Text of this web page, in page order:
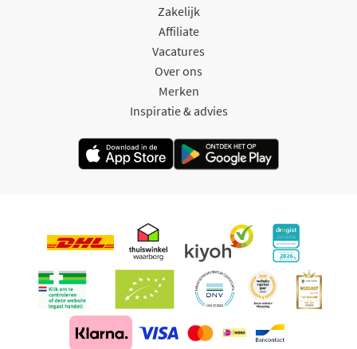
Zakelijk
Affiliate
Vacatures
Over ons
Merken
Inspiratie & advies